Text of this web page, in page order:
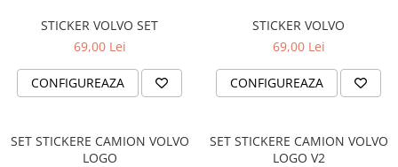
STICKER VOLVO SET
69,00 Lei
CONFIGUREAZA
STICKER VOLVO
69,00 Lei
CONFIGUREAZA
SET STICKERE CAMION VOLVO
LOGO
SET STICKERE CAMION VOLVO
LOGO V2